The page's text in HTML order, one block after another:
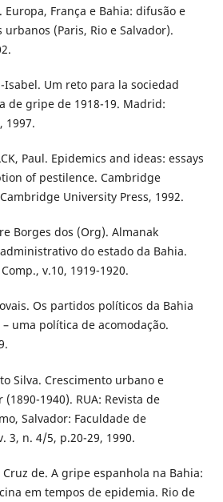
Europa, França e Bahia: difusão e
(Paris, Rio e Salvador).
Isabel. Um reto para la sociedad
de gripe de 1918-19. Madrid:
1997.
Paul. Epidemics and ideas: essays
of pestilence. Cambridge
University Press, 1992.
Borges dos (Org). Almanak
do estado da Bahia.
v.10, 1919-1920.
Os partidos políticos da Bahia
uma política de acomodação.
Silva. Crescimento urbano e
1940). RUA: Revista de
Salvador: Faculdade de
3, n. 4/5, p.20-29, 1990.
Cruz de. A gripe espanhola na Bahia:
em tempos de epidemia. Rio de